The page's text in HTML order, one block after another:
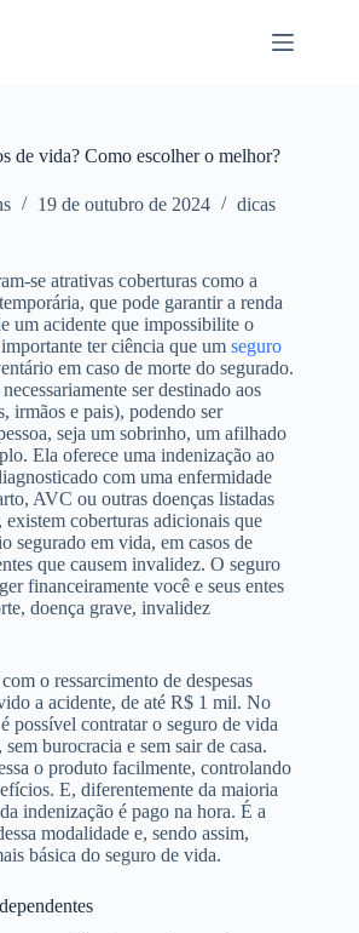
de vida? Como escolher o melhor?
19 de outubro de 2024 dicas
se atrativas coberturas como a
que pode garantir a renda
um acidente que impossibilite o
ter ciência que um seguro
em caso de morte do segurado.
ser destinado aos
irmãos e pais), podendo ser
seja um sobrinho, um afilhado
Ela oferece uma indenização ao
com uma enfermidade
AVC ou outras doenças listadas
coberturas adicionais que
segurado em vida, em casos de
que causem invalidez. O seguro
financeiramente você e seus entes
doença grave, invalidez
o ressarcimento de despesas
a acidente, de até R$ 1 mil. No
possível contratar o seguro de vida
burocracia e sem sair de casa.
o produto facilmente, controlando
E, diferentemente da maioria
indenização é pago na hora. É a
modalidade e, sendo assim,
básica do seguro de vida.